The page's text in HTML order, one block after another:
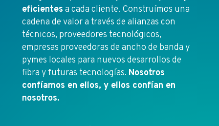
eficientes a cada cliente. Construímos una
cadena de valor a través de alianzas con
técnicos, proveedores tecnológicos,
empresas proveedoras de ancho de banda y
pymes locales para nuevos desarrollos de
fibra y futuras tecnologías. Nosotros
confíamos en ellos, y ellos confían en
nosotros.